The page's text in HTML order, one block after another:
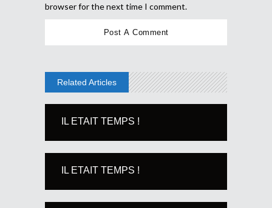
browser for the next time I comment.
Related Articles
IL ETAIT TEMPS !
IL ETAIT TEMPS !